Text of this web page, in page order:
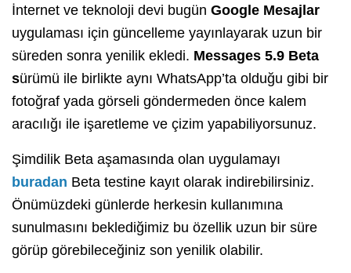
İnternet ve teknoloji devi bugün Google Mesajlar
uygulaması için güncelleme yayınlayarak uzun bir
süreden sonra yenilik ekledi. Messages 5.9 Beta
sürümü ile birlikte aynı WhatsApp’ta olduğu gibi bir
fotoğraf yada görseli göndermeden önce kalem
aracılığı ile işaretleme ve çizim yapabiliyorsunuz.
Şimdilik Beta aşamasında olan uygulamayı
buradan Beta testine kayıt olarak indirebilirsiniz.
Önümüzdeki günlerde herkesin kullanımına
sunulmasını beklediğimiz bu özellik uzun bir süre
görüp görebileceğiniz son yenilik olabilir.